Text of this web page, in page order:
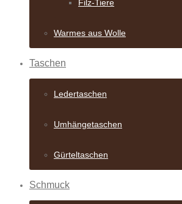
Filz-Tiere
Warmes aus Wolle
Taschen
Ledertaschen
Umhängetaschen
Gürteltaschen
Schmuck